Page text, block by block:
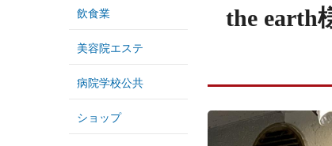
飲食業
美容院エステ
病院学校公共
ショップ
the earth